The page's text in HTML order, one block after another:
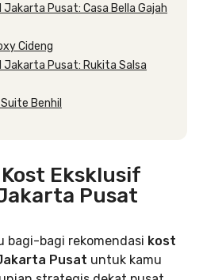
Pusat: Casa Bella Gajah
Cideng
Jakarta Pusat: Rukita Salsa
Benhil
Eksklusif
Pusat
bagi-bagi rekomendasi kost
Pusat untuk kamu